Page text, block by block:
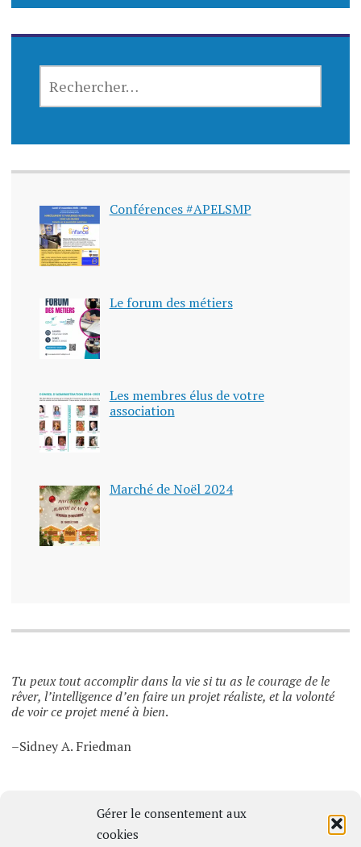
Gérer le consentement aux
cookies
Conférences #APELSMP
Le forum des métiers
Les membres élus de votre
association
Marché de Noël 2024
Tu peux tout accomplir dans la vie si tu as le courage de le
rêver, l’intelligence d’en faire un projet réaliste, et la volonté
de voir ce projet mené à bien.
–Sidney A. Friedman